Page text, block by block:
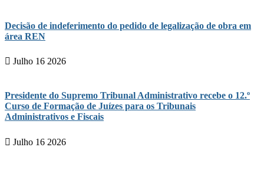
Decisão de indeferimento do pedido de legalização de obra em
área REN
Julho 16 2026
Presidente do Supremo Tribunal Administrativo recebe o 12.º
Curso de Formação de Juízes para os Tribunais
Administrativos e Fiscais
Julho 16 2026